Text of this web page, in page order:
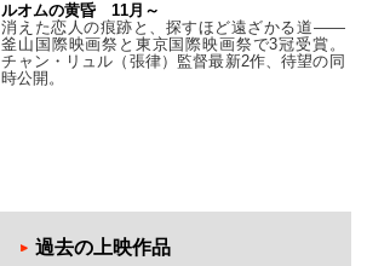
ルオムの黄昏 11月～
消えた恋人の痕跡と、探すほど遠ざかる道——
釜山国際映画祭と東京国際映画祭で3冠受賞。
チャン・リュル（張律）監督最新2作、待望の同
時公開。
過去の上映作品